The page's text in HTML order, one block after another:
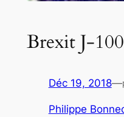
Brexit J-100
Déc 19, 2018—
Philippe